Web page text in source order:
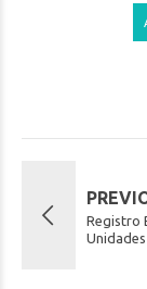
Registro